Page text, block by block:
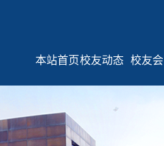
本站首页校友动态
校友活动
校友讲堂
校友文苑
校友会
校友会